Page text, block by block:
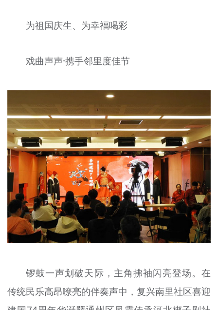
为祖国庆生、为幸福喝彩
戏曲声声·携手邻里度佳节
锣鼓一声划破天际，主角拂袖闪亮登场。在
传统民乐高昂嘹亮的伴奏声中，复兴南里社区喜迎